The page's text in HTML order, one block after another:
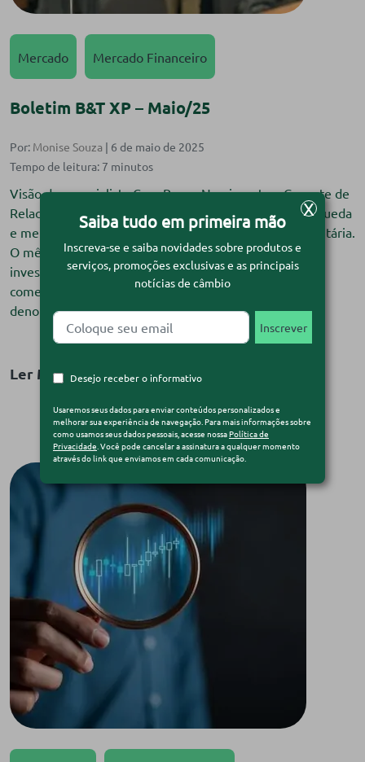
Mercado Mercado Financeiro
Boletim B&T XP – Maio/25
Por: Monise Souza | 6 de maio de 2025
Visão do especialista Com Bruno Nascimento – Gerente de
Relacionamento B&T XP Abril termina com dólar em queda
e mercados atentos à guerra comercial e política monetária.
O mês de abril começou com apreensão entre os
investidores, diante da implementação de tarifas
comerciais recíprocas pelos Estados Unidos — ação
denominada pelo presidente Donald Trump como […]
Ler Matéria
X
Saiba tudo em primeira mão
Inscreva-se e saiba novidades sobre produtos e
serviços, promoções exclusivas e as principais
notícias de câmbio
Desejo receber o informativo
Usaremos seus dados para enviar conteúdos personalizados e
melhorar sua experiência de navegação. Para mais informações sobre
como usamos seus dados pessoais, acesse nossaPolítica de
Privacidade. Você pode cancelar a assinatura a qualquer momento
através do link que enviamos em cada comunicação.